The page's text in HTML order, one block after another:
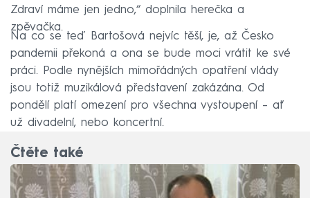
Zdraví máme jen jedno,“ doplnila herečka a
zpěvačka.
Na co se teď Bartošová nejvíc těší, je, až Česko
pandemii překoná a ona se bude moci vrátit ke své
práci. Podle nynějších mimořádných opatření vlády
jsou totiž muzikálová představení zakázána. Od
pondělí platí omezení pro všechna vystoupení –⁠ ať
už divadelní, nebo koncertní.
Čtěte také